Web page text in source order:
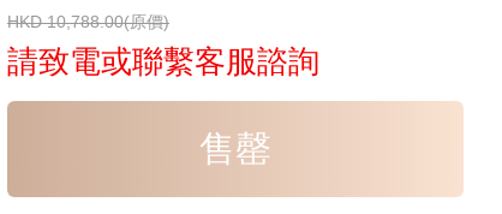
HKD 10,788.00(原價)
請致電或聯繫客服諮詢
售罄
RDDI 0.32 CT18KR 2.14 GM